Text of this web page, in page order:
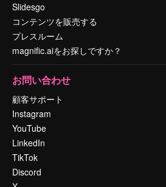
Slidesgo
コンテンツを販売する
プレスルーム
magnific.aiをお探しですか？
お問い合わせ
顧客サポート
Instagram
YouTube
LinkedIn
TikTok
Discord